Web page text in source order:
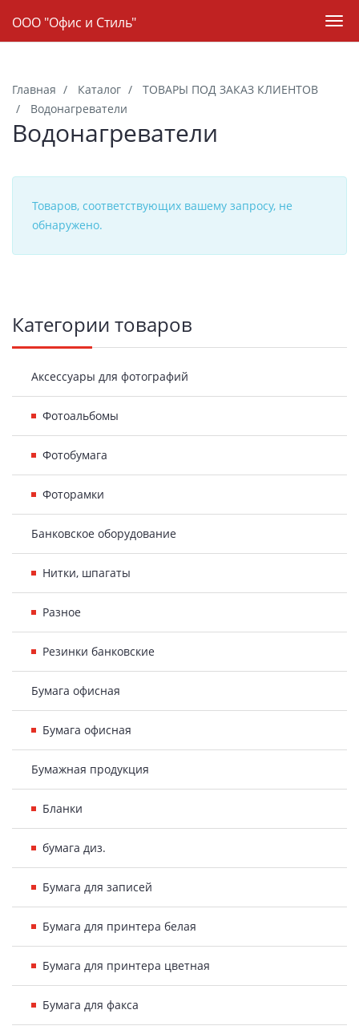
content
Навигация
ООО "Офис и Стиль"
Главная Каталог
ТОВАРЫ ПОД ЗАКАЗ КЛИЕНТОВ
Водонагреватели
Водонагреватели
Товаров, соответствующих вашему запросу, не
обнаружено.
Боковая
панель
Категории товаров
Аксессуары для фотографий
Фотоальбомы
Фотобумага
Фоторамки
Банковское оборудование
Нитки, шпагаты
Разное
Резинки банковские
Бумага офисная
Бумага офисная
Бумажная продукция
Бланки
бумага диз.
Бумага для записей
Бумага для принтера белая
Бумага для принтера цветная
Бумага для факса